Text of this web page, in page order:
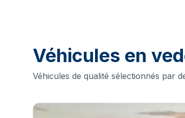
Véhicules en
Véhicules de qualité sélectionnés par